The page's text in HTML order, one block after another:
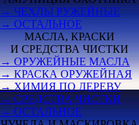
→ ЧЕХЛЫ РУЖЕЙНЫЕ
→ ОСТАЛЬНОЕ
МАСЛА, КРАСКИ
И СРЕДСТВА ЧИСТКИ
→ ОРУЖЕЙНЫЕ МАСЛА
→ КРАСКА ОРУЖЕЙНАЯ
→ ХИМИЯ ПО ДЕРЕВУ
→ СРЕДСТВА ЧИСТКИ
→ ОСТАЛЬНОЕ